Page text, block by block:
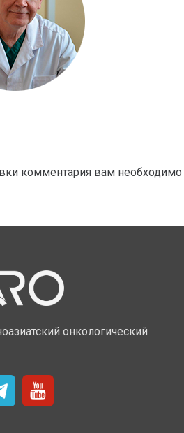
комментария вам необходимо
онкологический